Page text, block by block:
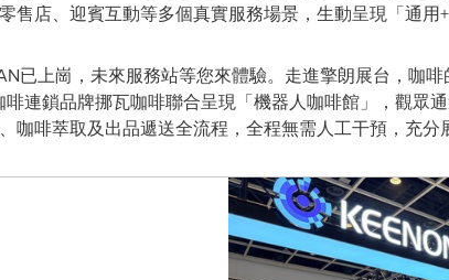
售店、迎賓互動等多個真實服務場景，生動呈現「通用
已上崗，未來服務站等您來體驗。走進擎朗展台，咖
啡連鎖品牌挪瓦咖啡聯合呈現「機器人咖啡館」，觀眾
咖啡萃取及出品遞送全流程，全程無需人工干預，充